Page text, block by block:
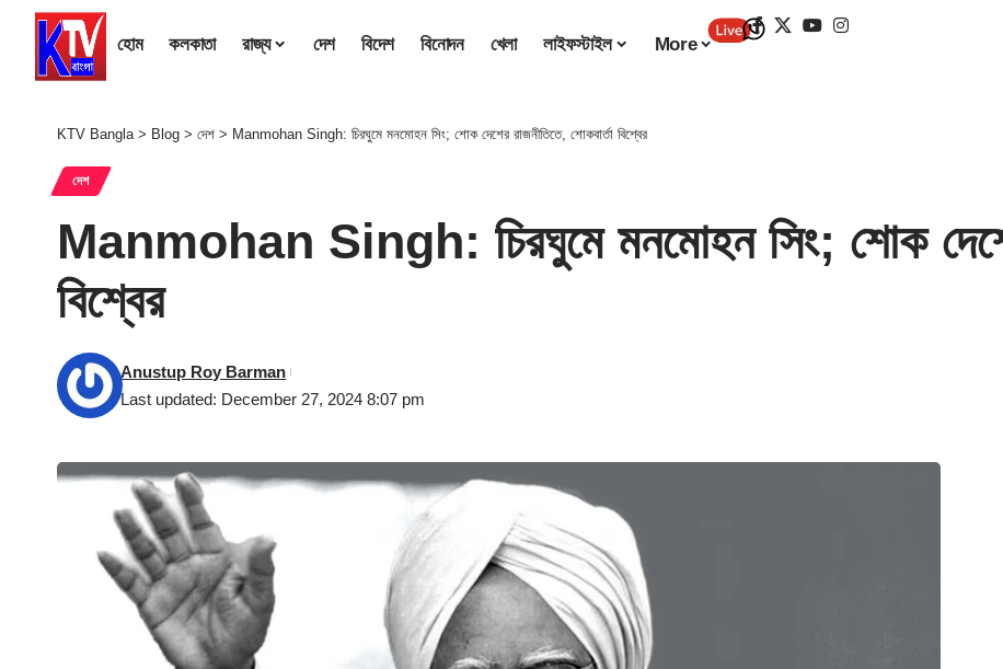
হোম কলকাতা রাজ্য দেশ বিদেশ বিনোদন খেলা লাইফস্টাইল More
KTV Bangla> Blog > দেশ > Manmohan Singh: চিরঘুমে মনমোহন সিং; শোক দেশের রাজনীতিতে, শোকবার্তা বিশ্বের
দেশ
Manmohan Singh: চিরঘুমে মনমোহন সিং; শোক দেশের
বিশ্বের
Last updated: December 27, 2024 8:07 pm
Anustup Roy Barman